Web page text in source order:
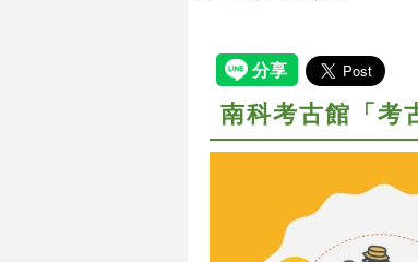
南科考古館「考